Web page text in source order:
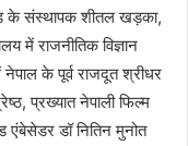
के संस्थापक शीतल खड़का,
में राजनीतिक विज्ञान
के पूर्व राजदूत श्रीधर
प्रख्यात नेपाली फिल्म
एंबेसेडर डॉ नितिन मुनोत